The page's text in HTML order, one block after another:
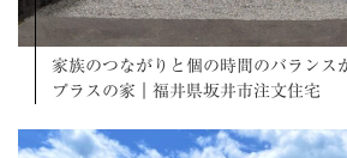
家族のつながりと個の時間のバランス
プラスの家｜福井県坂井市注文住宅